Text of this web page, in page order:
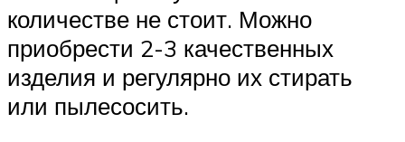
количестве не стоит. Можно
приобрести 2-3 качественных
изделия и регулярно их стирать
или пылесосить.